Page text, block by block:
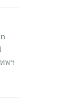
พฯ